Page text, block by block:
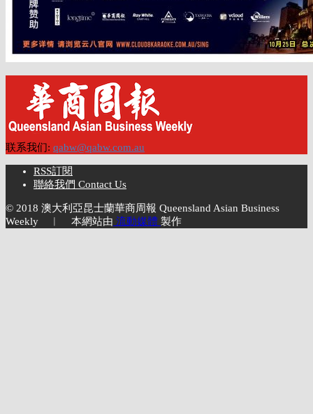
联系我们: qabw@qabw.com.au
RSS訂閱
聯絡我們 Contact Us
© 2018 澳大利亞昆士蘭華商周報 Queensland Asian Business
Weekly ︱ 本網站由 流動媒體 製作